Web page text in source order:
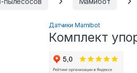
Датчики Mamibot
Комплект